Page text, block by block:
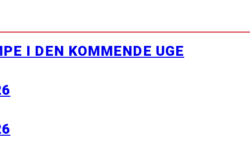
I DEN KOMMENDE UGE